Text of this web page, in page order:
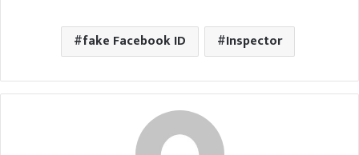
fake Facebook ID Inspector